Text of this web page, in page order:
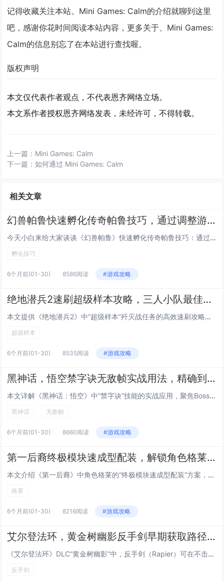
记得收藏关注本站。Mini Games: Calm的介绍就聊到这里
吧，感谢你花时间阅读本站内容，更多关于、Mini Games:
Calm的信息别忘了在本站进行查找喔。
版权声明
本文仅代表作者观点，不代表恩齐网络立场。
本文系作者授权恩齐网络发表，未经许可，不得转载。
上一篇： Mini Games: Calm
下一篇：如何通过 Mini Games: Calm
相关文章
幻兽帕鲁快速孵化传奇帕鲁技巧，通过调整游戏内时间与特定食物组合可大幅缩短孵化等待
今天小白来给大家谈谈《幻兽帕鲁》快速孵化传奇帕鲁技巧：通过调整游戏内时间与特定食物组合可大幅缩短孵化等待。，以及对应的知...
孵化技巧
6个月前(01-30) 8586阅读 #游戏攻略
绝地潜兵2速刷超级样本攻略，三人小队最佳路线推荐，高效通关高难度歼灭战任务
本文提供《绝地潜兵2》中“超级样本”歼灭战任务的高效速刷攻略，聚焦三人小队协同作战，推荐最优路线：开局直取西北主样本点，...
超级样本
6个月前(01-30) 8535阅读 #游戏攻略
黑神话，悟空禁字诀无敌帧实战用法，精确到帧的Boss战躲避与反击连招指南
本文详解《黑神话：悟空》中“禁字诀”技能的实战应用，聚焦Boss战中的无敌帧机制，通过逐帧分析，指出禁字诀在释放瞬间（第...
黑神话 无敌帧
6个月前(01-30) 8660阅读 #游戏攻略
第一后裔终极模块速成型配装，解锁角色格莱后的低成本毕业Build方案
本文介绍《第一后裔》中角色格莱的“终极模块速成型配装”方案，主打低成本、高效率达成毕业强度，该Build围绕格莱的高机动...
格莱
6个月前(01-30) 8216阅读 #游戏攻略
艾尔登法环，黄金树幽影反手剑早期获取路径，无需击败Boss，10分钟跑图拿到DLC强力武器
《艾尔登法环》DLC“黄金树幽影”中，反手剑（Rapier）可在不击败任何Boss的前提下，通过约10分钟的高效跑图流程...
反手剑